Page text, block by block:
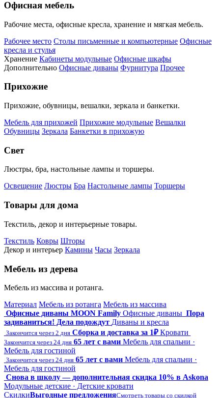
Офисная мебель
Рабочие места, офисные кресла, хранение и мягкая мебель.
Рабочее место Столы письменные и компьютерные Офисные
кресла и стулья
Хранение Кабинеты модульные Офисные шкафы
Дополнительно Офисные диваны Фурнитура Прочее
Прихожие
Прихожие, обувницы, вешалки, зеркала и банкетки.
Мебель для прихожей Прихожие модульные Вешалки
Обувницы Зеркала Банкетки в прихожую
Свет
Люстры, бра, настольные лампы и торшеры.
Освещение Люстры Бра Настольные лампы Торшеры
Товары для дома
Текстиль, декор и интерьерные товары.
Текстиль Ковры Шторы
Декор и интерьер Камины Часы Зеркала
Мебель из дерева
Мебель из массива и ротанга.
Материал Мебель из ротанга Мебель из массива
Офисные диваны MOON Family Офисные диваны Пора
задиваниться! Дела подождут Диваны и кресла
Закончится через 2 дня Сборка и доставка за 1₽ Кровати
Закончится через 24 дня 65 лет с вами Мебель для спальни ·
Мебель для гостиной
Закончится через 24 дня 65 лет с вами Мебель для спальни ·
Мебель для гостиной
Снова в школу — дополнительная скидка 10% в Askona
Модульные детские · Детские кровати
СкидкиВыгодные предложенияСмотреть товары со скидкой